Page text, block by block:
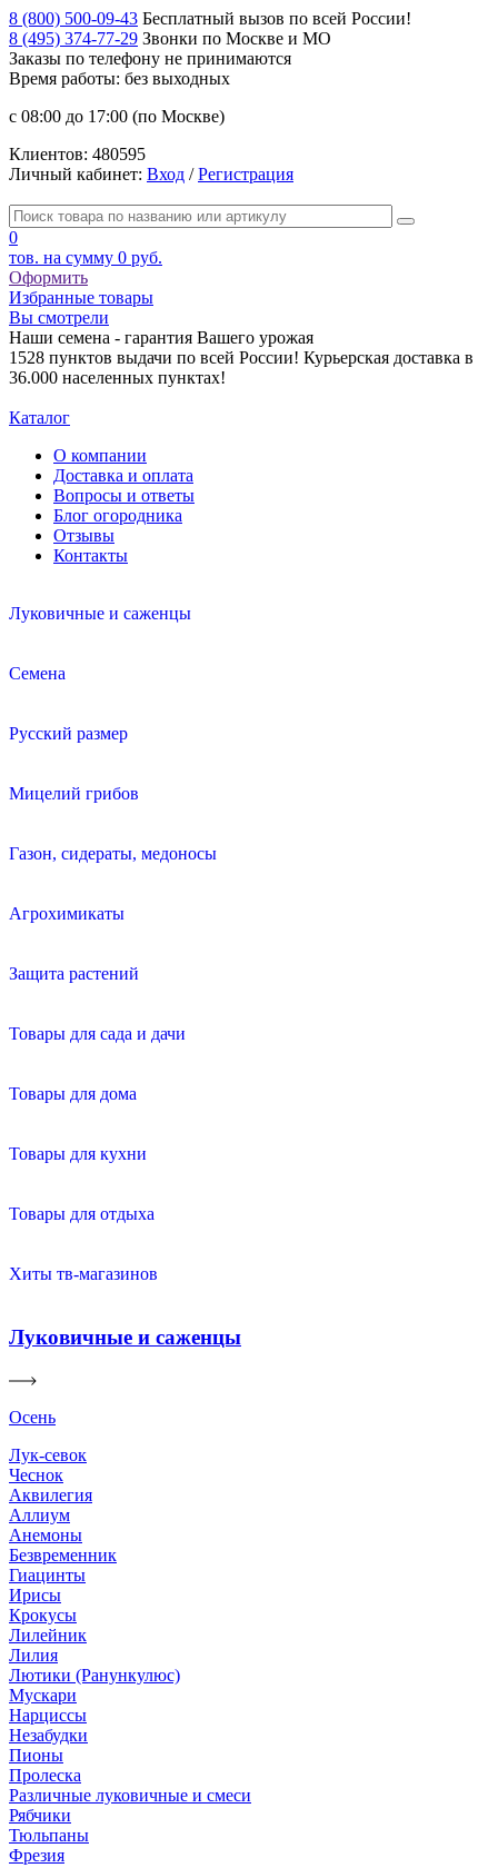
8 (800) 500-09-43 Бесплатный вызов по всей России!
8 (495) 374-77-29 Звонки по Москве и МО
Заказы по телефону не принимаются
Время работы: без выходных
с 08:00 до 17:00 (по Москве)
Клиентов: 480595
Личный кабинет: Вход /Регистрация
0
тов. на сумму 0 руб.
Оформить
Избранные товары
Вы смотрели
Наши семена - гарантия Вашего урожая
1528 пунктов выдачи по всей России! Курьерская доставка в
36.000 населенных пунктах!
Каталог
О компании
Доставка и оплата
Вопросы и ответы
Блог огородника
Отзывы
Контакты
Луковичные и саженцы
Семена
Русский размер
Мицелий грибов
Газон, сидераты, медоносы
Агрохимикаты
Защита растений
Товары для сада и дачи
Товары для дома
Товары для кухни
Товары для отдыха
Хиты тв-магазинов
Луковичные и саженцы
Осень
Лук-севок
Чеснок
Аквилегия
Аллиум
Анемоны
Безвременник
Гиацинты
Ирисы
Крокусы
Лилейник
Лилия
Лютики (Ранункулюс)
Мускари
Нарцисcы
Незабудки
Пионы
Пролеска
Различные луковичные и смеси
Рябчики
Тюльпаны
Фрезия